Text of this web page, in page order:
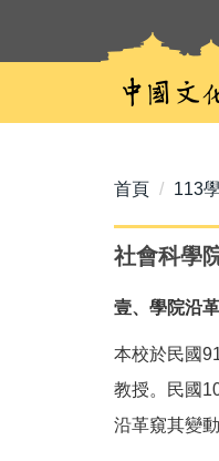
內
首頁 113
社會科學
壹、學院沿革
本校於民國
教授。民國
沿革窺其變